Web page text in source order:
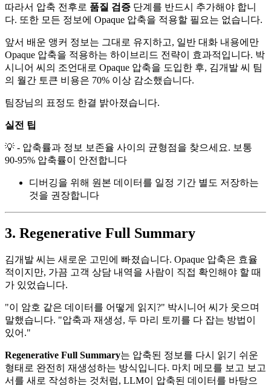
따라서 압축 전후로 품질 검증 단계를 반드시 추가해야 합니
다. 또한 모든 정보에 Opaque 압축을 적용할 필요는 없습니다.
앞서 배운 앵커 정보는 그대로 유지하고, 일반 대화 내용에만
Opaque 압축을 적용하는 하이브리드 전략이 효과적입니다. 박
시니어 씨의 조언대로 Opaque 압축을 도입한 후, 김개발 씨 팀
의 월간 토큰 비용은 70% 이상 감소했습니다.
팀장님의 표정도 한결 밝아졌습니다.
실전 팁
💡 - 압축률과 정보 보존율 사이의 균형점을 찾으세요. 보통
90-95% 압축률이 안전합니다
디버깅을 위해 원본 데이터를 일정 기간 별도 저장하는
것을 권장합니다
3. Regenerative Full Summary
김개발 씨는 새로운 고민에 빠졌습니다. Opaque 압축은 효율
적이지만, 가끔 고객 상담 내역을 사람이 직접 확인해야 할 때
가 있었습니다.
"이 암호 같은 데이터를 어떻게 읽지?" 박시니어 씨가 웃으며
말했습니다. "압축과 재생성, 두 마리 토끼를 다 잡는 방법이
있어."
Regenerative Full Summary는 압축된 정보를 다시 읽기 쉬운
형태로 완전히 재생성하는 방식입니다. 마치 메모를 보고 보고
서를 새로 작성하는 것처럼, LLM이 압축된 데이터를 바탕으